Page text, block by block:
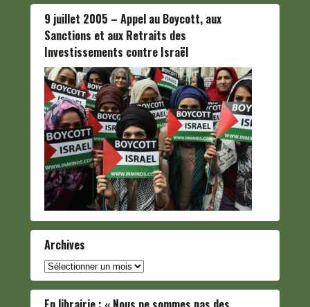
9 juillet 2005 – Appel au Boycott, aux
Sanctions et aux Retraits des
Investissements contre Israël
Archives
Archives